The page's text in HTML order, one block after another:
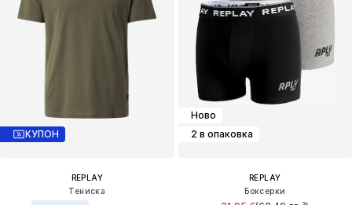
КУПОН
REPLAY
Тениска
Ново
2 в опаковка
REPLAY
Боксерки